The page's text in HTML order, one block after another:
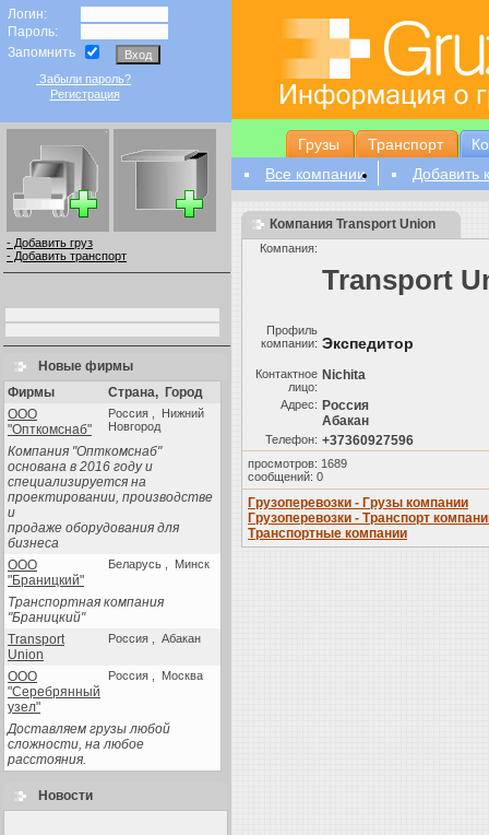
Логин:
Пароль:
Запомнить
Забыли пароль?
Регистрация
- Добавить груз
- Добавить транспорт
Новые фирмы
Фирмы
Страна, Город
ООО
"Опткомснаб"
Россия , Нижний
Новгород
Компания "Опткомснаб"
основана в 2016 году и
специализируется на
проектировании, производстве
и
продаже оборудования для
бизнеса
ООО
"Браницкий"
Беларусь , Минск
Транспортная компания
"Браницкий"
Transport
Union
Россия , Абакан
ООО
"Серебрянный
узел"
Россия , Москва
Доставляем грузы любой
сложности, на любое
расстояния.
Новости
Грузы Транспорт
Все компании
Добавить
Компания Transport Union
Компания:
Transport
Профиль
компании: Экспедитор
Контактное
лицо:
Nichita
Aдрес: Россия
Абакан
Телефон: +37360927596
просмотров: 1689
сообщений: 0
Грузоперевозки - Грузы компании
Грузоперевозки - Транспорт
Транспортные компании